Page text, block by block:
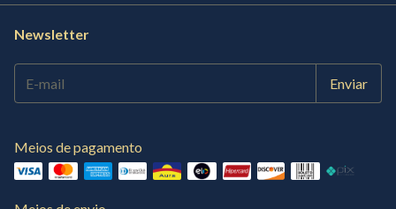
Newsletter
Meios de pagamento